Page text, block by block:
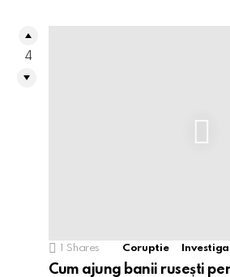
1 Shares Coruptie
Cum ajung banii rusești
4